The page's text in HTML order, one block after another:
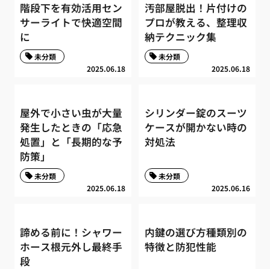
階段下を有効活用セン
サーライトで快適空間
に
2025.06.18
未分類
汚部屋脱出！片付けの
プロが教える、整理収
納テクニック集
2025.06.18
未分類
屋外で小さい虫が大量
発生したときの「応急
処置」と「長期的な予
防策」
2025.06.18
未分類
シリンダー錠のスーツ
ケースが開かない時の
対処法
2025.06.16
未分類
諦める前に！シャワー
ホース根元外し最終手
段
内鍵の選び方種類別の
特徴と防犯性能